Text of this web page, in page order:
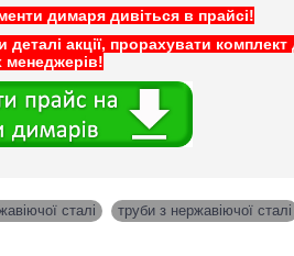
димаря дивіться в прайсі!
деталі акції, прорахувати
менеджерів!
сталі труби з нержавіючої сталі